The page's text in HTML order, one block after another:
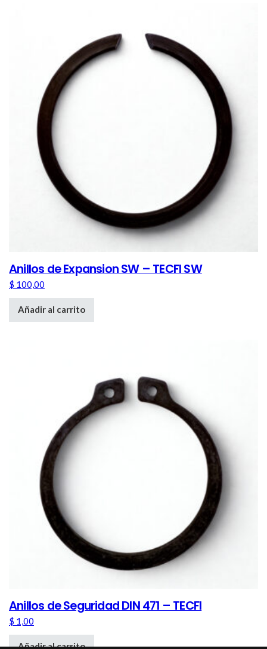
Anillos de Expansion SW – TECFI SW
$ 100,00
Añadir al carrito
Anillos de Seguridad DIN 471 – TECFI
$ 1,00
Añadir al carrito